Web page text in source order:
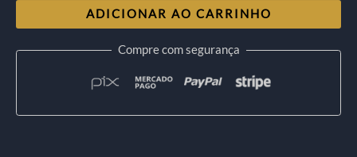
ADICIONAR AO CARRINHO
Compre com segurança